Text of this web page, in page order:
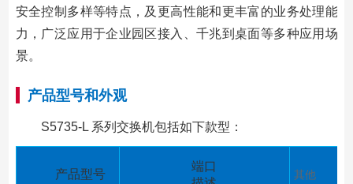
安全控制多样等特点，及更高性能和更丰富的业务处理能
力，广泛应用于企业园区接入、千兆到桌面等多种应用场
景。
产品型号和外观
S5735-L 系列交换机包括如下款型：
产品型号
端口
其他